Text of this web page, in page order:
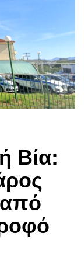
Βία:
από